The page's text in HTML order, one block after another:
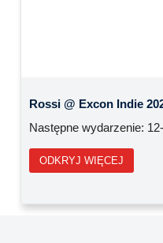
Rossi @ Excon Indie
Następne wydarzenie:
ODKRYJ WIĘCEJ